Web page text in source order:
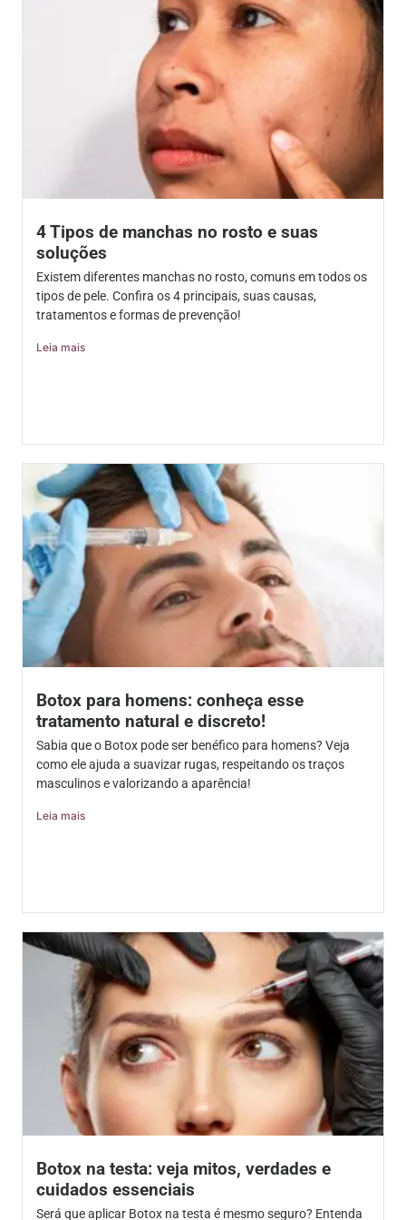
4 Tipos de manchas no rosto e suas
soluções
Existem diferentes manchas no rosto, comuns em todos os
tipos de pele. Confira os 4 principais, suas causas,
tratamentos e formas de prevenção!
Leia mais
Botox para homens: conheça esse
tratamento natural e discreto!
Sabia que o Botox pode ser benéfico para homens? Veja
como ele ajuda a suavizar rugas, respeitando os traços
masculinos e valorizando a aparência!
Leia mais
Botox na testa: veja mitos, verdades e
cuidados essenciais
Será que aplicar Botox na testa é mesmo seguro? Entenda